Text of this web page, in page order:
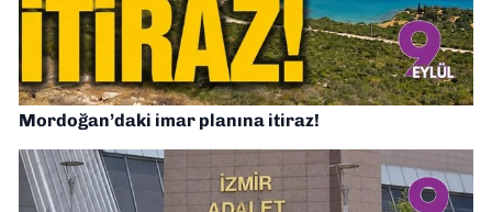
Mordoğan’daki imar planına itiraz!